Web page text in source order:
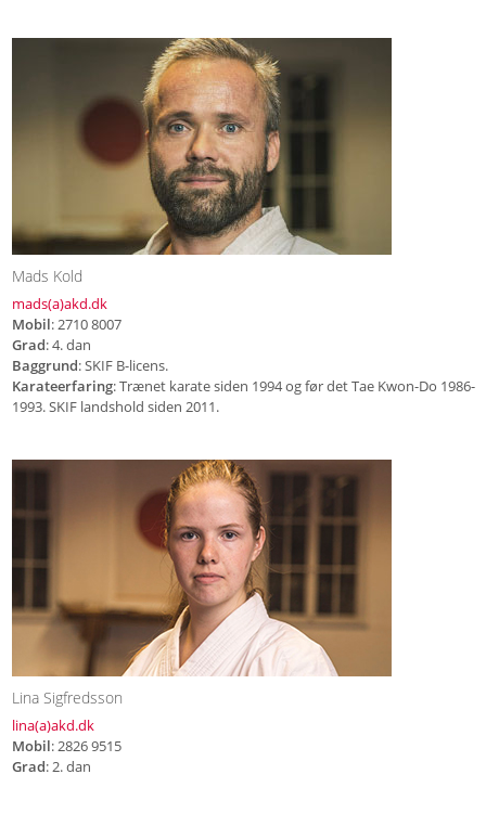
Mads Kold
mads(a)akd.dk
Mobil: 2710 8007
Grad: 4. dan
Baggrund: SKIF B-licens.
Karateerfaring: Trænet karate siden 1994 og før det Tae Kwon-Do 1986-
1993. SKIF landshold siden 2011.
Lina Sigfredsson
lina(a)akd.dk
Mobil: 2826 9515
Grad: 2. dan